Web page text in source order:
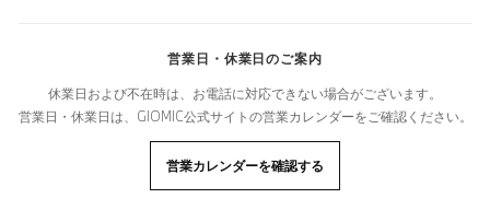
営業日・休業日のご案内
休業日および不在時は、お電話に対応できない場合がございます。
営業日・休業日は、GIOMIC公式サイトの営業カレンダーをご確認ください。
営業カレンダーを確認する